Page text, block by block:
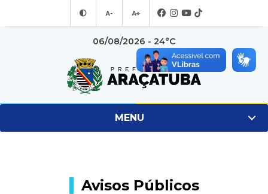
A- A+
06/08/2026 - 24°C
MENU
Avisos Públicos